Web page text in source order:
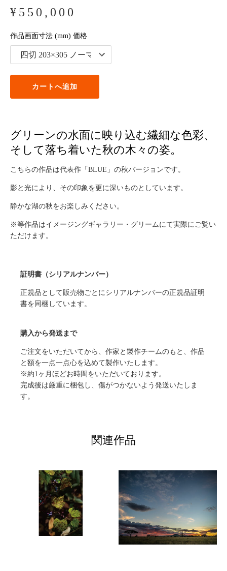
¥550,000
作品画面寸法 (mm) 価格
カートへ追加
グリーンの水面に映り込む繊細な色彩、
そして落ち着いた秋の木々の姿。
こちらの作品は代表作「BLUE」の秋バージョンです。
影と光により、その印象を更に深いものとしています。
静かな湖の秋をお楽しみください。
※等作品はイメージングギャラリー・グリームにて実際にご覧い
ただけます。
証明書（シリアルナンバー）
正規品として販売物ごとにシリアルナンバーの正規品証明
書を同梱しています。
購入から発送まで
ご注文をいただいてから、作家と製作チームのもと、作品
と額を一点一点心を込めて製作いたします。
※約1ヶ月ほどお時間をいただいております。
完成後は厳重に梱包し、傷がつかないよう発送いたしま
す。
関連作品